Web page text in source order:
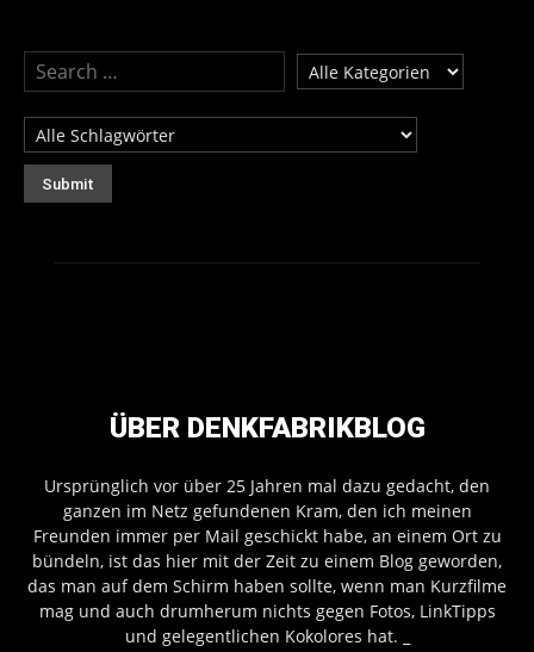
ÜBER DENKFABRIKBLOG
Ursprünglich vor über 25 Jahren mal dazu gedacht, den
ganzen im Netz gefundenen Kram, den ich meinen
Freunden immer per Mail geschickt habe, an einem Ort zu
bündeln, ist das hier mit der Zeit zu einem Blog geworden,
das man auf dem Schirm haben sollte, wenn man Kurzfilme
mag und auch drumherum nichts gegen Fotos, LinkTipps
und gelegentlichen Kokolores hat.